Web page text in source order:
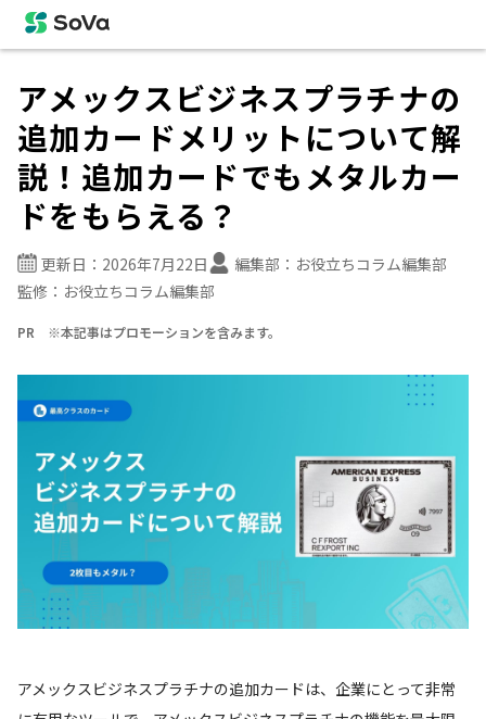
アメックスビジネスプラチナの
追加カードメリットについて解
説！追加カードでもメタルカー
ドをもらえる？
更新日： 2026年7月22日 編集部： お役立ちコラム編集部
監修： お役立ちコラム編集部
PR ※本記事はプロモーションを含みます。
アメックスビジネスプラチナの追加カードは、企業にとって非常